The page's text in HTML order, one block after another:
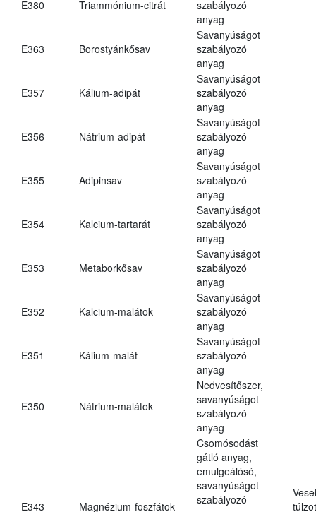
E380 Triammónium-citrát
szabályozó
anyag
E363 Borostyánkősav
Savanyúságot
szabályozó
anyag
E357 Kálium-adipát
Savanyúságot
szabályozó
anyag
E356 Nátrium-adipát
Savanyúságot
szabályozó
anyag
E355 Adipinsav
Savanyúságot
szabályozó
anyag
E354 Kalcium-tartarát
Savanyúságot
szabályozó
anyag
E353 Metaborkősav
Savanyúságot
szabályozó
anyag
E352 Kalcium-malátok
Savanyúságot
szabályozó
anyag
E351 Kálium-malát
Savanyúságot
szabályozó
anyag
E350 Nátrium-malátok
Nedvesítőszer,
savanyúságot
szabályozó
anyag
E343 Magnézium-foszfátok
Csomósodást
gátló anyag,
emulgeálósó,
savanyúságot
szabályozó